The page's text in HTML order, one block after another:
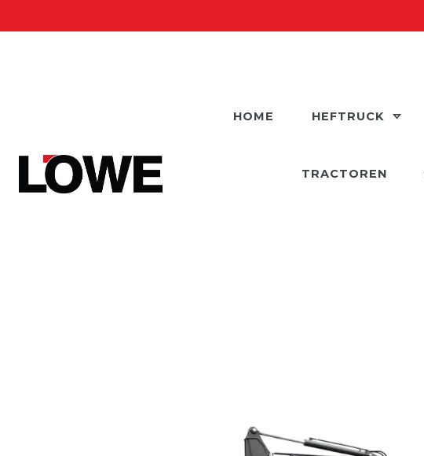
HOME HEFTRUCK
TRACTOREN